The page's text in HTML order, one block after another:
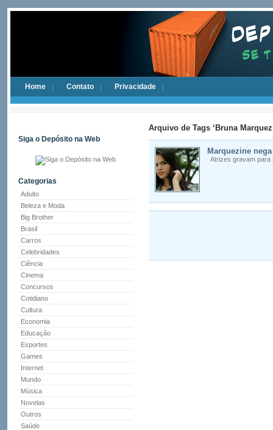
Home Contato Privacidade
Siga o Depósito na Web
Categorias
Adulto
Beleza e Moda
Big Brother
Brasil
Carros
Celebridades
Ciência
Cinema
Concursos
Cotidiano
Cultura
Economia
Educação
Esportes
Games
Internet
Mundo
Música
Novelas
Outros
Saúde
Arquivo de Tags ‘Bruna
Marquezine
Atrizes gravam para